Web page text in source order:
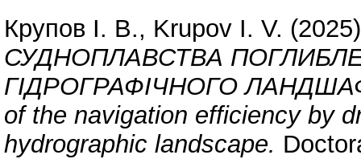
Крупов І. В., Krupov I. V.
СУДНОПЛАВСТВА
ГІДРОГРАФІЧНОГО
of the navigation efficiency by
hydrographic landscape.